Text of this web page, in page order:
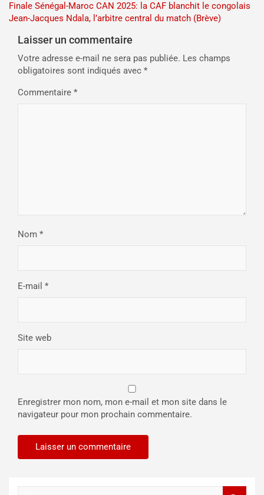
l’article
Finale Sénégal-Maroc CAN 2025: la CAF blanchit le congolais
Jean-Jacques Ndala, l’arbitre central du match (Brève)
Laisser un commentaire
Votre adresse e-mail ne sera pas publiée. Les champs
obligatoires sont indiqués avec *
Commentaire *
Nom *
E-mail *
Site web
Enregistrer mon nom, mon e-mail et mon site dans le
navigateur pour mon prochain commentaire.